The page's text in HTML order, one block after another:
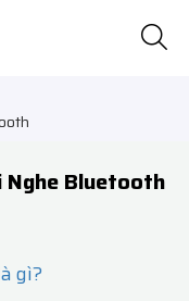
Nghe Bluetooth
gì?